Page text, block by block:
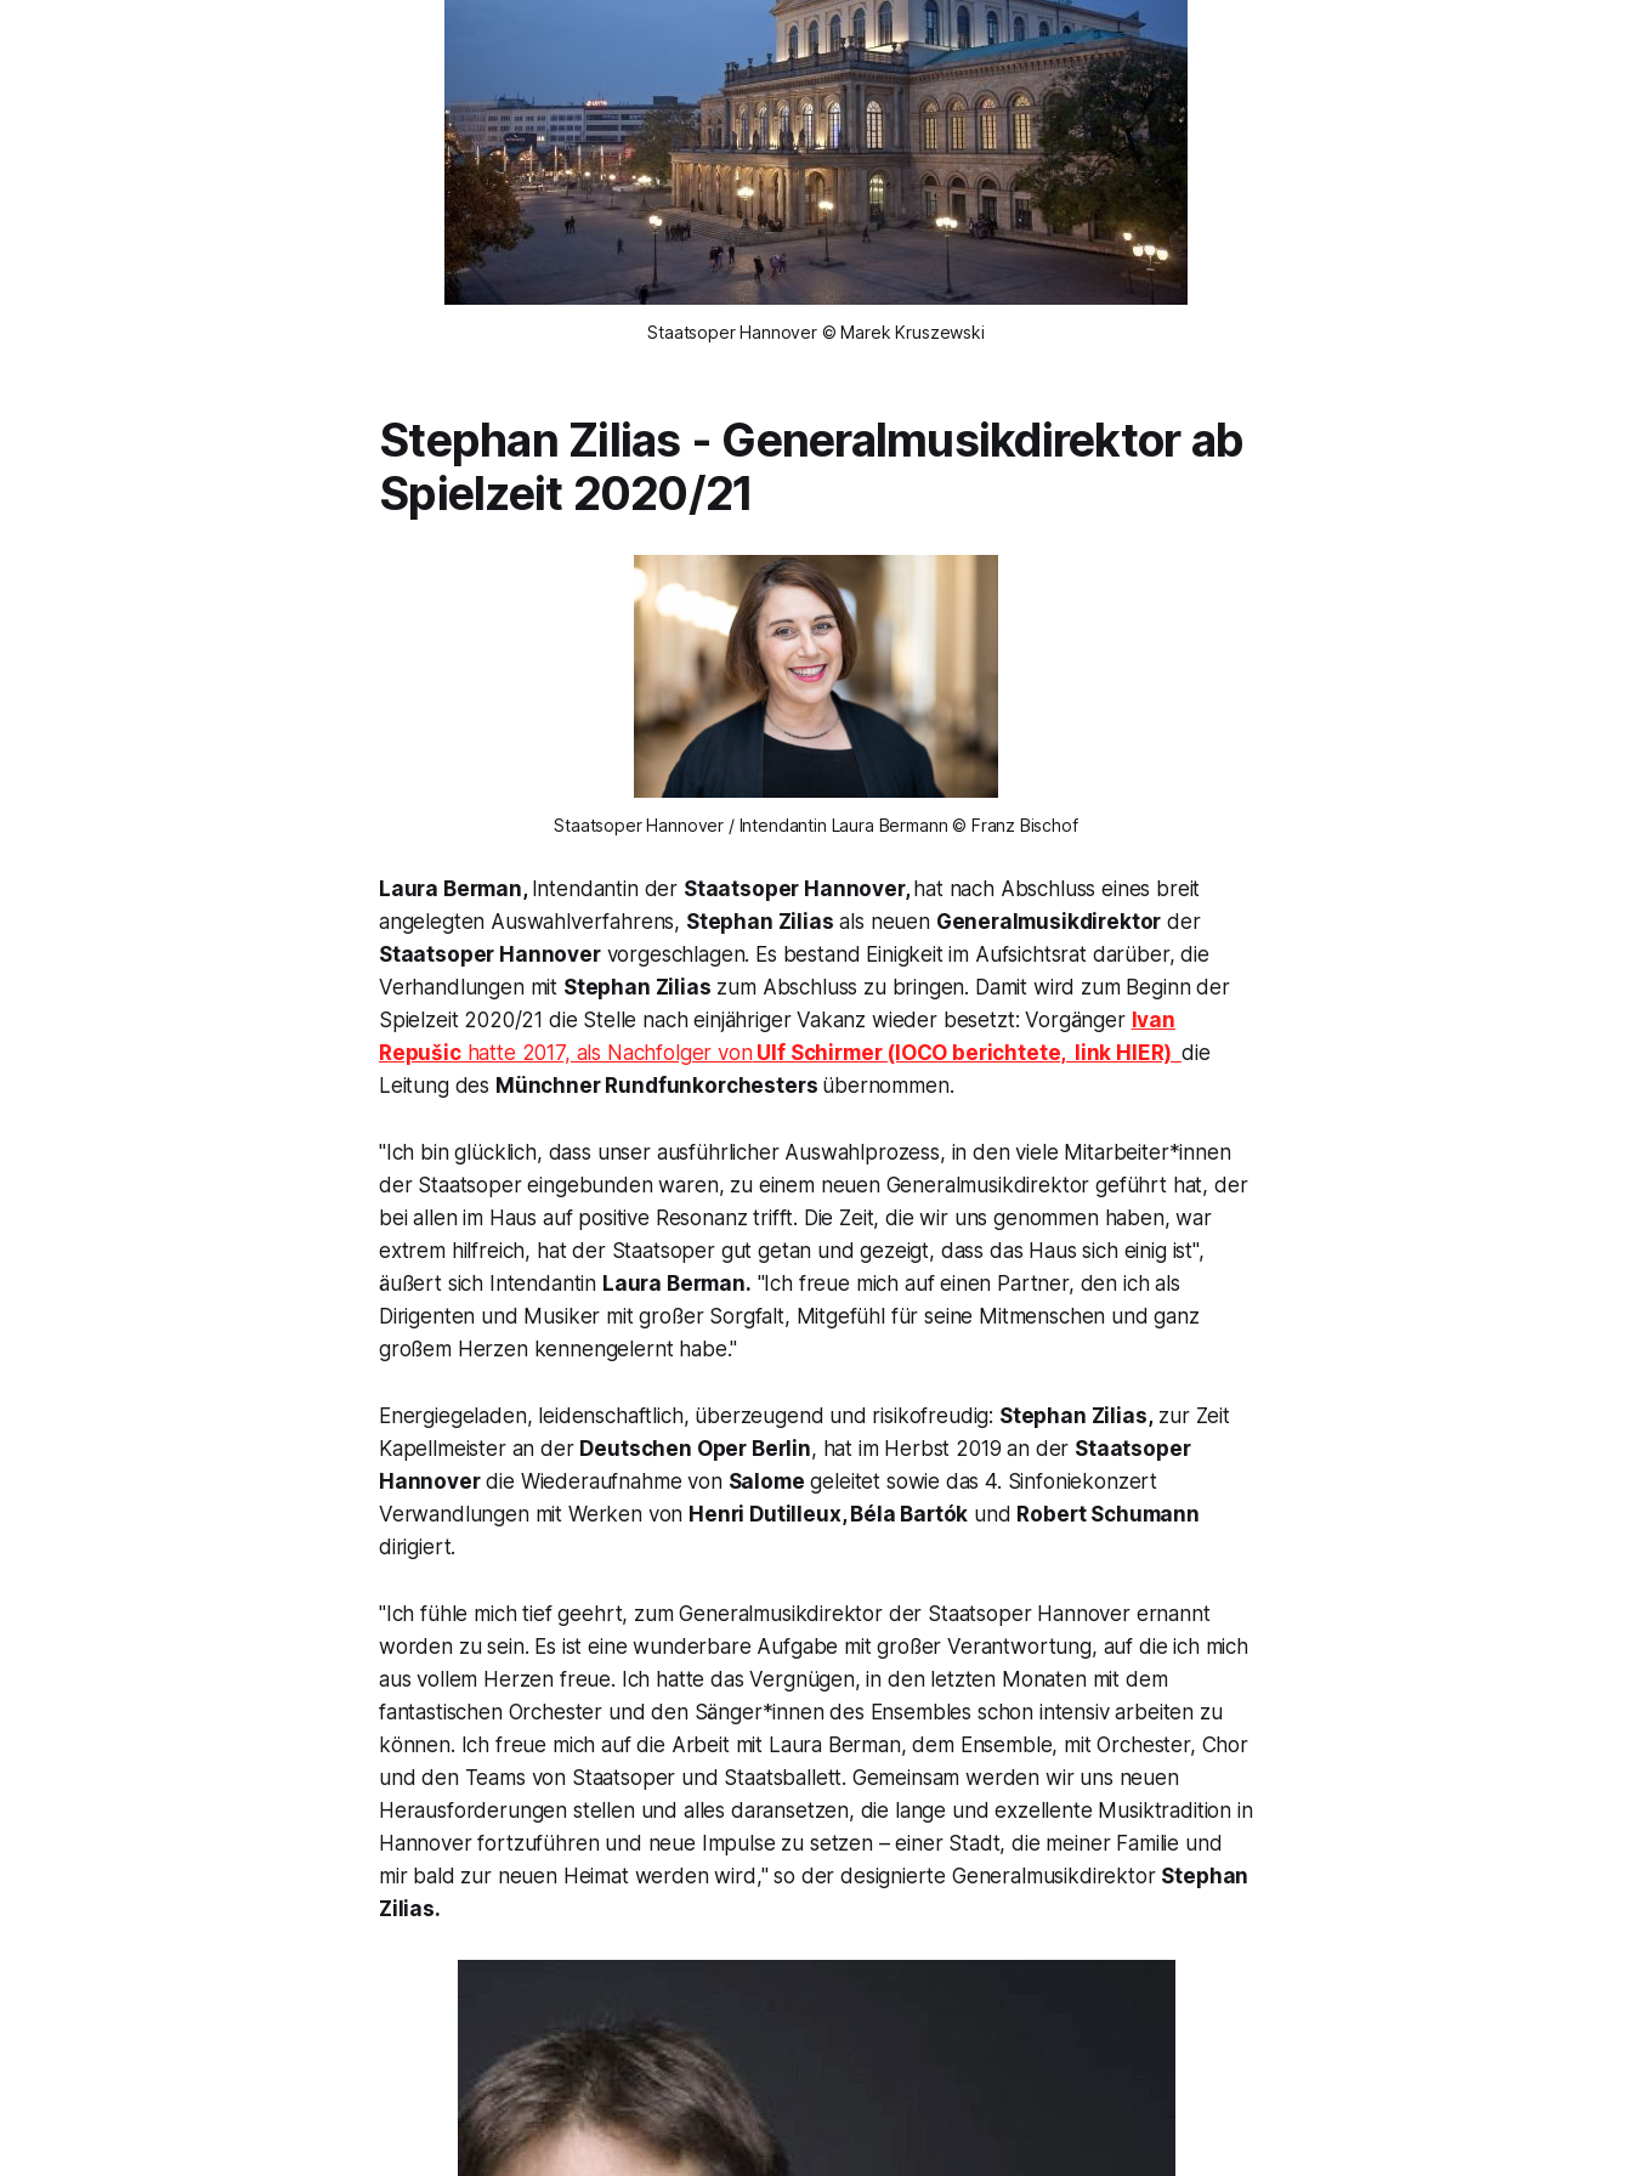
Staatsoper Hannover © Marek Kruszewski
Stephan Zilias - Generalmusikdirektor ab
Spielzeit 2020/21
Staatsoper Hannover / Intendantin Laura Bermann © Franz Bischof
Laura Berman, Intendantin der Staatsoper Hannover,hat nach Abschluss eines breit
angelegten Auswahlverfahrens, Stephan Zilias als neuen Generalmusikdirektor der
Staatsoper Hannovervorgeschlagen. Es bestand Einigkeit im Aufsichtsrat darüber, die
Verhandlungen mit Stephan Zilias zum Abschluss zu bringen. Damit wird zum Beginn der
Spielzeit 2020/21 die Stelle nach einjähriger Vakanz wieder besetzt: Vorgänger Ivan
Repušichatte 2017, als Nachfolger vonUlf Schirmer (IOCO berichtete, link HIER) die
Leitung des Münchner Rundfunkorchesters übernommen.
"Ich bin glücklich, dass unser ausführlicher Auswahlprozess, in den viele Mitarbeiter*innen
der Staatsoper eingebunden waren, zu einem neuen Generalmusikdirektor geführt hat, der
bei allen im Haus auf positive Resonanz trifft. Die Zeit, die wir uns genommen haben, war
extrem hilfreich, hat der Staatsoper gut getan und gezeigt, dass das Haus sich einig ist",
äußert sich Intendantin Laura Berman. "Ich freue mich auf einen Partner, den ich als
Dirigenten und Musiker mit großer Sorgfalt, Mitgefühl für seine Mitmenschen und ganz
großem Herzen kennengelernt habe."
Energiegeladen, leidenschaftlich, überzeugend und risikofreudig: Stephan Zilias,zur Zeit
Kapellmeister an der Deutschen Oper Berlin, hat im Herbst 2019 an der Staatsoper
Hannoverdie Wiederaufnahme von Salome geleitet sowie das 4. Sinfoniekonzert
Verwandlungenmit Werken von Henri Dutilleux, Béla Bartók und Robert Schumann
dirigiert.
"Ich fühle mich tief geehrt, zum Generalmusikdirektor der Staatsoper Hannover ernannt
worden zu sein. Es ist eine wunderbare Aufgabe mit großer Verantwortung, auf die ich mich
aus vollem Herzen freue. Ich hatte das Vergnügen, in den letzten Monaten mit dem
fantastischen Orchester und den Sänger*innen des Ensembles schon intensiv arbeiten zu
können. Ich freue mich auf die Arbeit mit Laura Berman, dem Ensemble, mit Orchester, Chor
und den Teams von Staatsoper und Staatsballett. Gemeinsam werden wir uns neuen
Herausforderungen stellen und alles daransetzen, die lange und exzellente Musiktradition in
Hannover fortzuführen und neue Impulse zu setzen – einer Stadt, die meiner Familie und
mir bald zur neuen Heimat werden wird,"so der designierte Generalmusikdirektor Stephan
Zilias.